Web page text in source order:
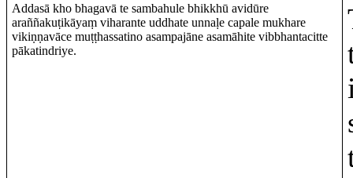
Addasā kho bhagavā te sambahule bhikkhū avidūre
araññakuṭikāyaṃ viharante uddhate unnaḷe capale mukhare
vikiṇṇavāce muṭṭhassatino asampajāne asamāhite vibbhantacitte
pākatindriye.